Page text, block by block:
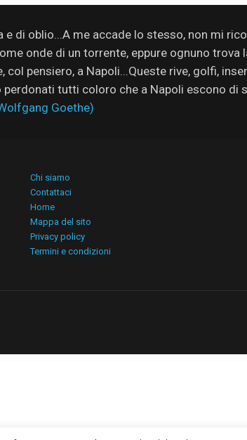
di oblio...A me accade lo stesso, non mi
onde di un torrente, eppure ognuno trova
pensiero, a Napoli...Queste rive, golfi,
tutti coloro che a Napoli escono di
Goethe)
Chi siamo
Contattaci
Home
Mappa del sito
Privacy policy
Termini e condizioni